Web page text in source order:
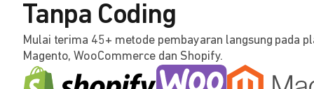
Tanpa Coding
Mulai terima 45+ metode pembayaran langsung pada
Magento, WooCommerce dan Shopify.